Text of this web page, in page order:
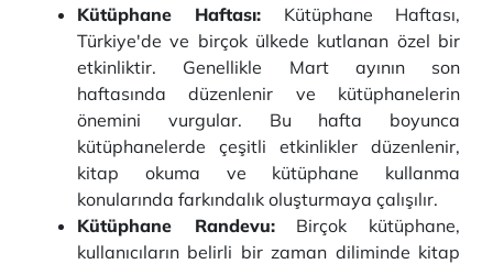
Kütüphane Haftası: Kütüphane Haftası,
Türkiye'de ve birçok ülkede kutlanan özel bir
etkinliktir. Genellikle Mart ayının son
haftasında düzenlenir ve kütüphanelerin
önemini vurgular. Bu hafta boyunca
kütüphanelerde çeşitli etkinlikler düzenlenir,
kitap okuma ve kütüphane kullanma
konularında farkındalık oluşturmaya çalışılır.
Kütüphane Randevu:Birçok kütüphane,
kullanıcıların belirli bir zaman diliminde kitap